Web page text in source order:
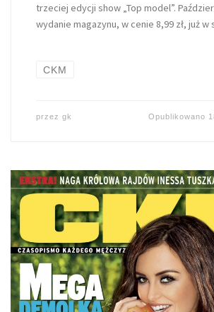
trzeciej edycji show „Top model”.
wydanie magazynu, w cenie 8,99 zł, już w
CKM
przez gk Opublikowano